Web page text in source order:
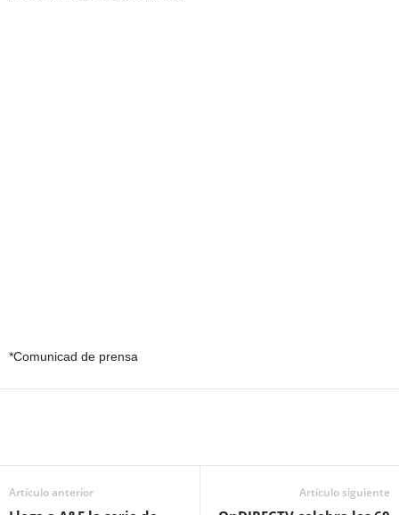
*Comunicad de prensa
Artículo anterior Artículo siguiente